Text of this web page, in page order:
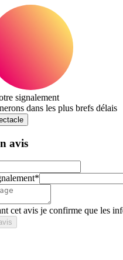
signalement
dans les plus brefs délais
avis
*
cet avis je confirme que les